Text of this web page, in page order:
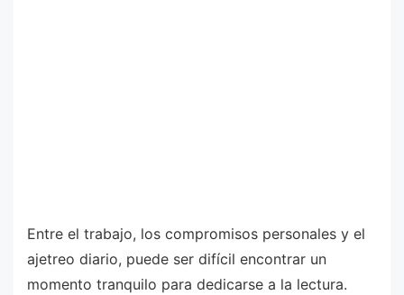
Entre el trabajo, los compromisos personales y el
ajetreo diario, puede ser difícil encontrar un
momento tranquilo para dedicarse a la lectura.